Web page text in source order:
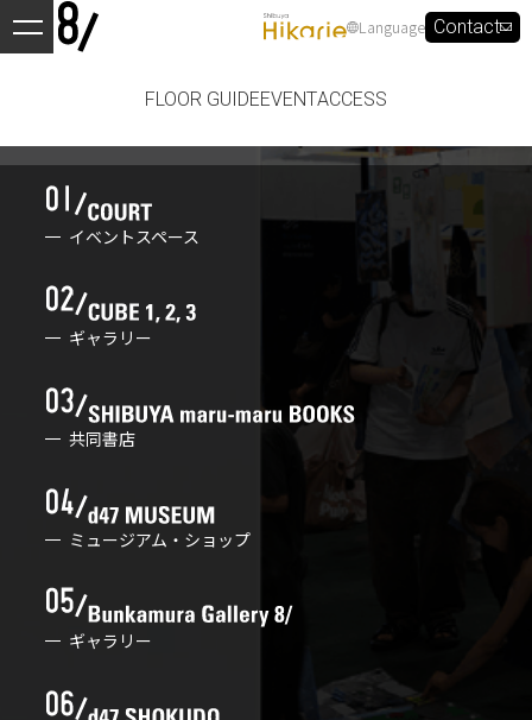
Language Contact
FLOOR GUIDEEVENTACCESS
イベントスペース
ギャラリー
共同書店
ミュージアム・ショップ
ギャラリー